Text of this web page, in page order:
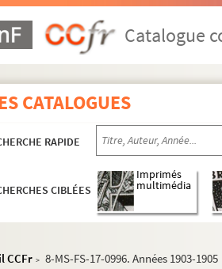
Catalogue
CATALOGUES
RAPIDE
CIBLÉES
Imprimés
multimédia
CCFr > 8-MS-FS-17-0996. Années 1903-1905